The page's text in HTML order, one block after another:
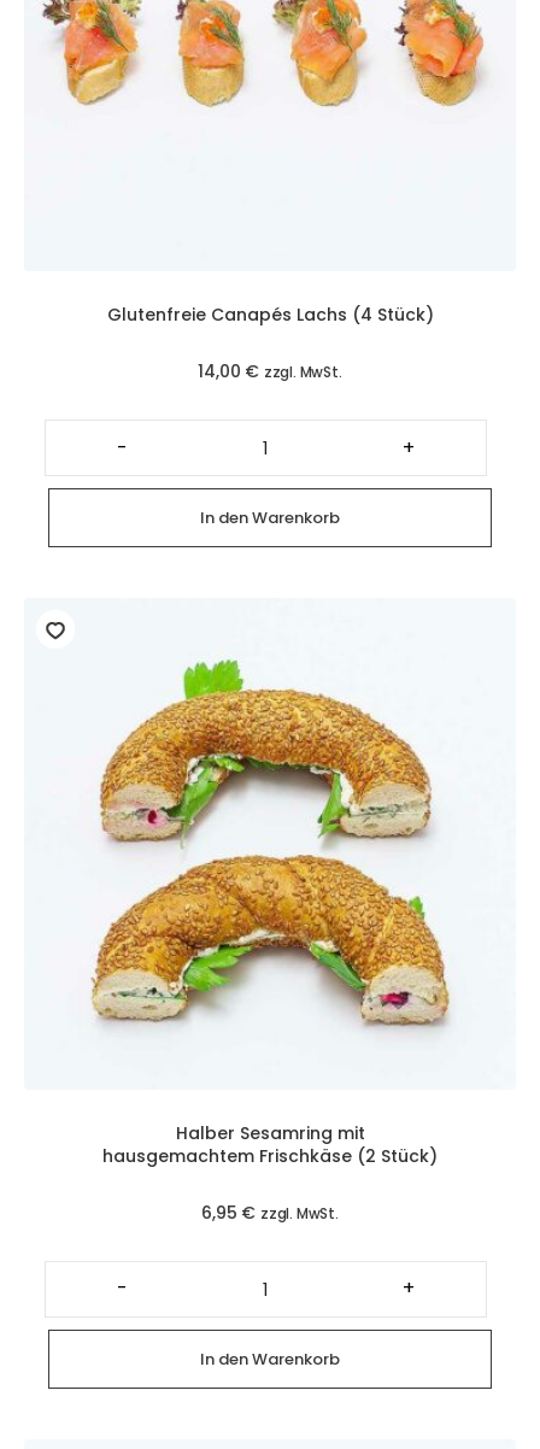
Glutenfreie Canapés Lachs (4 Stück)
14,00 € zzgl. MwSt.
-
Glutenfreie
Canapés
Lachs
(4
Stück)
Menge
+
In den Warenkorb
Halber Sesamring mit
hausgemachtem Frischkäse (2 Stück)
6,95 € zzgl. MwSt.
-
Halber
Sesamring
mit
hausgemachtem
Frischkäse
(2
Stück)
Menge
+
In den Warenkorb